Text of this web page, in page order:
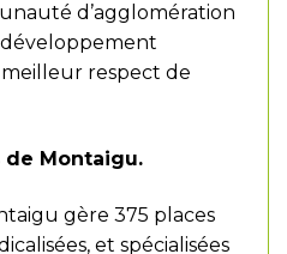
d’agglomération
respect de
Montaigu.
gère 375 places
et spécialisées